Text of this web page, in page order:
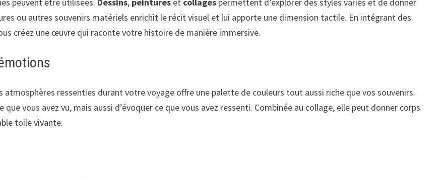
peuvent être utilisées. Dessins, peintures et collages permettent d’explorer des styles variés et de donner
ou autres souvenirs matériels enrichit le récit visuel et lui apporte une dimension tactile. En intégrant des
créez une œuvre qui raconte votre histoire de manière immersive.
atmosphères ressenties durant votre voyage offre une palette de couleurs tout aussi riche que vos souvenirs.
vous avez vu, mais aussi d’évoquer ce que vous avez ressenti. Combinée au collage, elle peut donner corps
toile vivante.